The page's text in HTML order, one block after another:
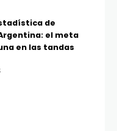
de
el meta
en las tandas